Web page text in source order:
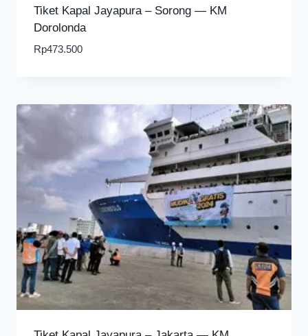
Tiket Kapal Jayapura – Sorong — KM
Dorolonda
Rp473.500